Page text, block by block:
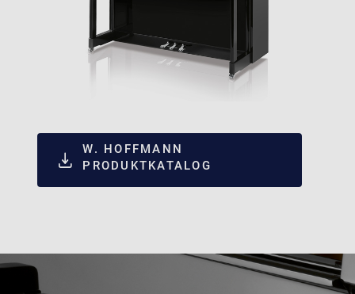
W. HOFFMANN
PRODUKTKATALOG